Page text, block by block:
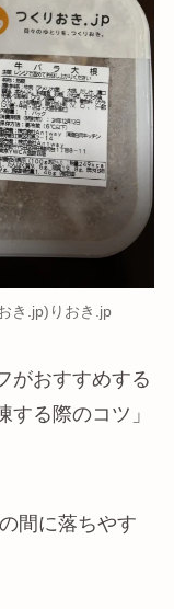
き.jp)りおき.jp
がおすすめする
する際のコツ」
間に落ちやす